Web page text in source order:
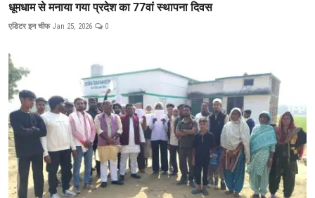
धूमधाम से मनाया गया प्रदेश का 77वां स्थापना दिवस
एडिटर इन चीफ Jan 25, 2026 0